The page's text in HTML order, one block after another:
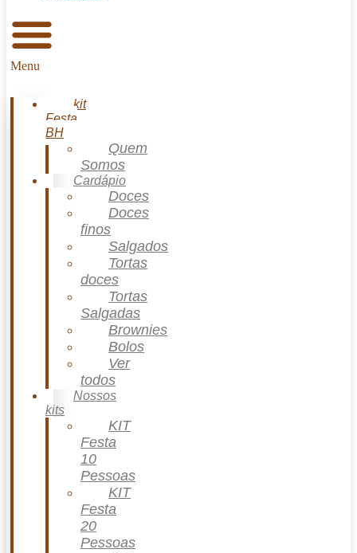
Menu
kit
Festa
BH
Quem
Somos
Cardápio
Doces
Doces
finos
Salgados
Tortas
doces
Tortas
Salgadas
Brownies
Bolos
Ver
todos
Nossos
kits
KIT
Festa
10
Pessoas
KIT
Festa
20
Pessoas